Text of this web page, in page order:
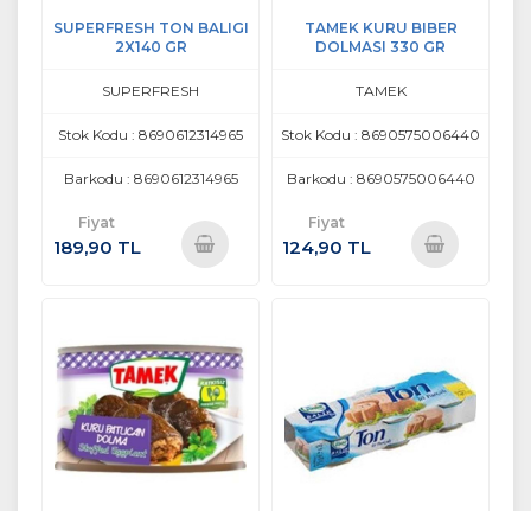
SUPERFRESH TON BALIGI
2X140 GR
SUPERFRESH
Stok Kodu : 8690612314965
Barkodu : 8690612314965
Fiyat
189,90 TL
TAMEK KURU BIBER
DOLMASI 330 GR
TAMEK
Stok Kodu : 8690575006440
Barkodu : 8690575006440
Fiyat
124,90 TL